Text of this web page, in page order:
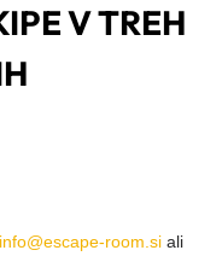
V TREH
info@escape-room.siali